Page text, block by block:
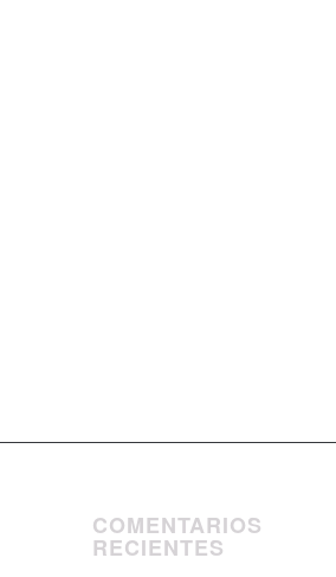
COMENTARIOS
RECIENTES